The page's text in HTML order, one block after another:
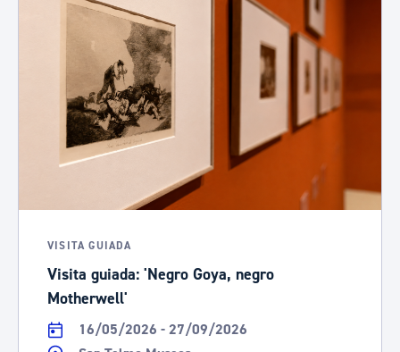
VISITA GUIADA
Visita guiada: 'Negro Goya, negro
Motherwell'
16/05/2026 - 27/09/2026